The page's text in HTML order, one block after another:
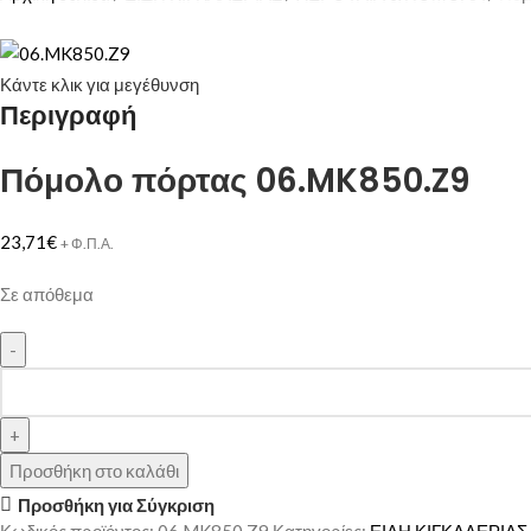
Κάντε κλικ για μεγέθυνση
Περιγραφή
Πόμολο πόρτας 06.MK850.Z9
23,71€ + Φ.Π.Α.
Σε απόθεμα
Προσθήκη στο καλάθι
Προσθήκη για Σύγκριση